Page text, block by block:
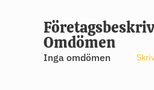
Omdömen
Inga omdömen